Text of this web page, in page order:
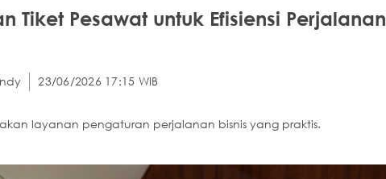
Tiket Pesawat untuk Efisiensi Perjalanan
23/06/2026 17:15 WIB
layanan pengaturan perjalanan bisnis yang praktis.